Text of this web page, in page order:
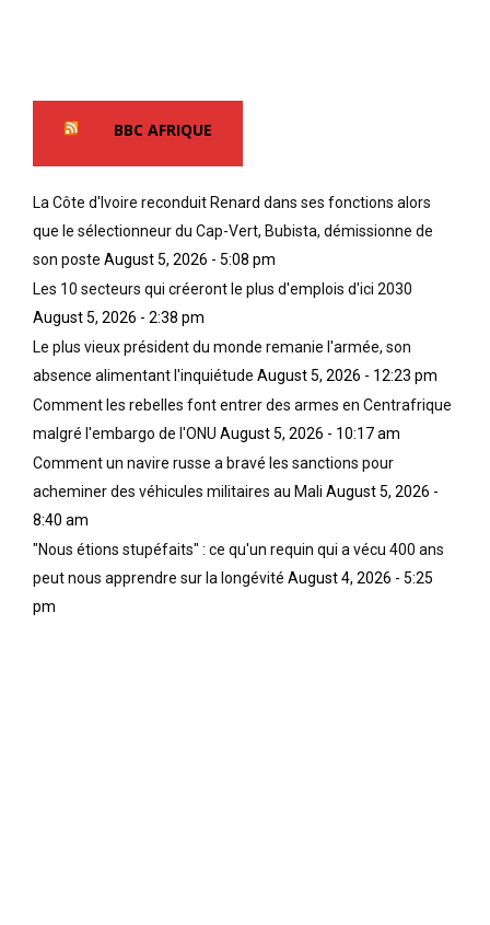
BBC AFRIQUE
La Côte d'Ivoire reconduit Renard dans ses fonctions alors
que le sélectionneur du Cap-Vert, Bubista, démissionne de
son poste August 5, 2026 - 5:08 pm
Les 10 secteurs qui créeront le plus d'emplois d'ici 2030
August 5, 2026 - 2:38 pm
Le plus vieux président du monde remanie l'armée, son
absence alimentant l'inquiétude August 5, 2026 - 12:23 pm
Comment les rebelles font entrer des armes en Centrafrique
malgré l'embargo de l'ONU August 5, 2026 - 10:17 am
Comment un navire russe a bravé les sanctions pour
acheminer des véhicules militaires au Mali August 5, 2026 -
8:40 am
"Nous étions stupéfaits" : ce qu'un requin qui a vécu 400 ans
peut nous apprendre sur la longévité August 4, 2026 - 5:25
pm